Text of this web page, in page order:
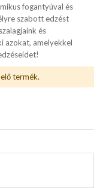
fogantyúval és
szabott edzést
és
azokat, amelyekkel
termék.